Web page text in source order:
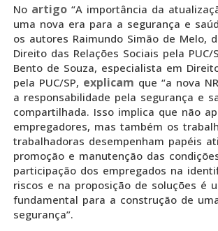
No artigo “A importância da
uma nova era para a segurança e
os autores Raimundo Simão de Melo,
Direito das Relações Sociais pela PUC/
Bento de Souza, especialista em
pela PUC/SP, explicam que “a nova
a responsabilidade pela segurança e
compartilhada. Isso implica que não
empregadores, mas também os
trabalhadoras desempenham papéis
promoção e manutenção das
participação dos empregados na
riscos e na proposição de soluções é
fundamental para a construção de
segurança”.